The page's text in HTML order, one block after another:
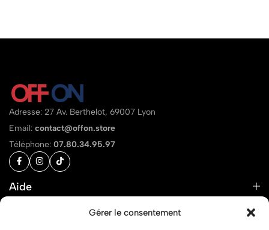
Gérer le consentement
Adresse: 27 Av. Berthelot, 69007 Lyon
Email: contact@offon.store
Téléphone: 07.80.34.95.97
Aide